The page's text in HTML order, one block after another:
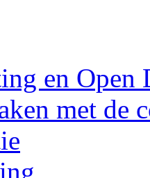
en Open
met de